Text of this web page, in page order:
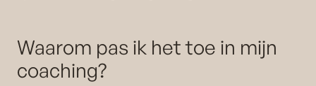
Waarom pas ik het toe in mijn
coaching?